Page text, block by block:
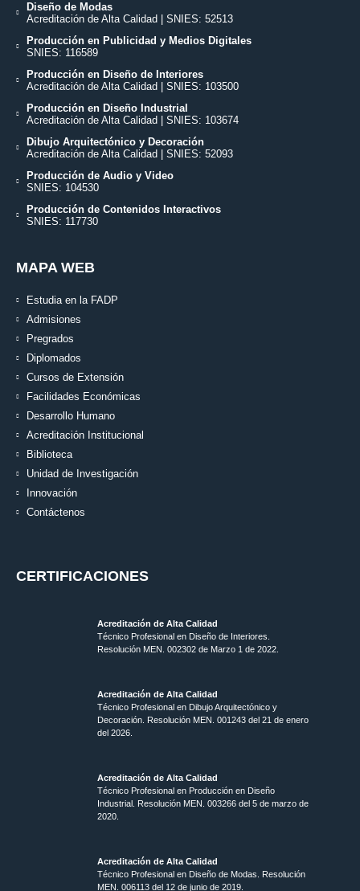
Diseño de Modas
Acreditación de Alta Calidad | SNIES: 52513
Producción en Publicidad y Medios Digitales
SNIES: 116589
Producción en Diseño de Interiores
Acreditación de Alta Calidad | SNIES: 103500
Producción en Diseño Industrial
Acreditación de Alta Calidad | SNIES: 103674
Dibujo Arquitectónico y Decoración
Acreditación de Alta Calidad | SNIES: 52093
Producción de Audio y Video
SNIES: 104530
Producción de Contenidos Interactivos
SNIES: 117730
MAPA WEB
Estudia en la FADP
Admisiones
Pregrados
Diplomados
Cursos de Extensión
Facilidades Económicas
Desarrollo Humano
Acreditación Institucional
Biblioteca
Unidad de Investigación
Innovación
Contáctenos
CERTIFICACIONES
Acreditación de Alta Calidad
Técnico Profesional en Diseño de Interiores.
Resolución MEN. 002302 de Marzo 1 de 2022.
Acreditación de Alta Calidad
Técnico Profesional en Dibujo Arquitectónico y
Decoración. Resolución MEN. 001243 del 21 de enero
del 2026.
Acreditación de Alta Calidad
Técnico Profesional en Producción en Diseño
Industrial. Resolución MEN. 003266 del 5 de marzo de
2020.
Acreditación de Alta Calidad
Técnico Profesional en Diseño de Modas. Resolución
MEN. 006113 del 12 de junio de 2019.